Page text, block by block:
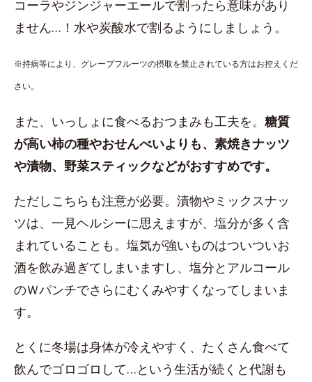
コーラやジンジャーエールで割ったら意味があり
ません…！水や炭酸水で割るようにしましょう。
※持病等により、グレープフルーツの摂取を禁止されている方はお控えくだ
さい。
また、いっしょに食べるおつまみも工夫を。 糖質
が高い柿の種やおせんべいよりも、素焼きナッツ
や漬物、野菜スティックなどがおすすめです。
ただしこちらも注意が必要。漬物やミックスナッ
ツは、一見ヘルシーに思えますが、塩分が多く含
まれていることも。塩気が強いものはついついお
酒を飲み過ぎてしまいますし、塩分とアルコール
のＷパンチでさらにむくみやすくなってしまいま
す。
とくに冬場は身体が冷えやすく、たくさん食べて
飲んでゴロゴロして…という生活が続くと代謝も